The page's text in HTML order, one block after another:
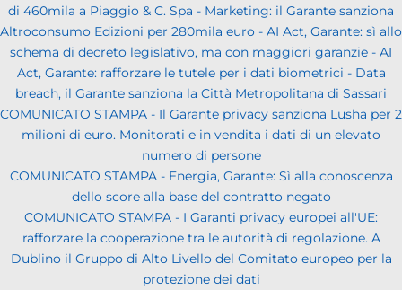
di 460mila a Piaggio & C. Spa - Marketing: il Garante sanziona
Altroconsumo Edizioni per 280mila euro - AI Act, Garante: sì allo
schema di decreto legislativo, ma con maggiori garanzie - AI
Act, Garante: rafforzare le tutele per i dati biometrici - Data
breach, il Garante sanziona la Città Metropolitana di Sassari
COMUNICATO STAMPA - Il Garante privacy sanziona Lusha per 2
milioni di euro. Monitorati e in vendita i dati di un elevato
numero di persone
COMUNICATO STAMPA - Energia, Garante: Sì alla conoscenza
dello score alla base del contratto negato
COMUNICATO STAMPA - I Garanti privacy europei all'UE:
rafforzare la cooperazione tra le autorità di regolazione. A
Dublino il Gruppo di Alto Livello del Comitato europeo per la
protezione dei dati